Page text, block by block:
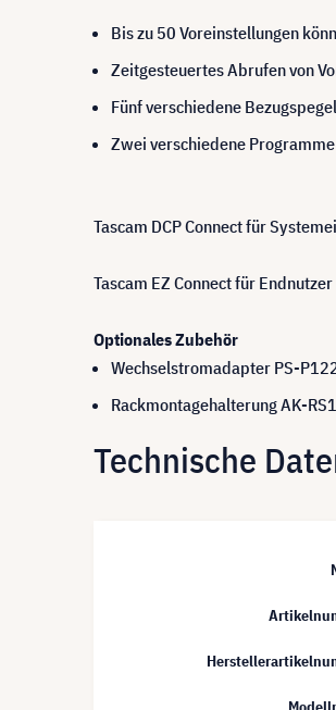
Bis zu 50 Voreinstellungen
Zeitgesteuertes Abrufen von
Fünf verschiedene
Zwei verschiedene
Tascam DCP Connect für
Tascam EZ Connect für
Optionales Zubehör
Wechselstromadapter PS-
Rackmontagehalterung AK-
Technische